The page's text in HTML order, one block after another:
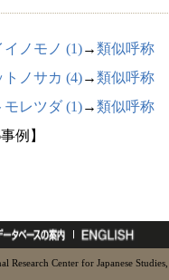
イノモノ (1)→類似呼称
トノサカ (4)→類似呼称
モレツダ (1)→類似呼称
例】
Research Center for Japanese